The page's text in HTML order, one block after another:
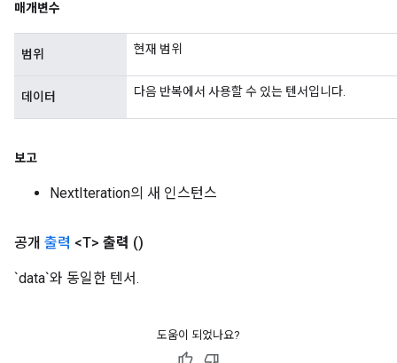
매개변수
범위 현재 범위
데이터 다음 반복에서 사용할 수 있는 텐서입니다.
보고
NextIteration의 새 인스턴스
공개 출력 <T> 출력 ()
`data`와 동일한 텐서.
도움이 되었나요?